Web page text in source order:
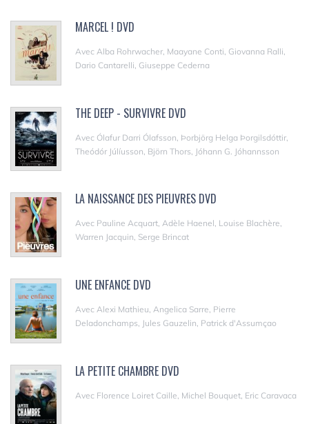
MARCEL ! DVD
Avec Alba Rohrwacher, Maayane Conti, Giovanna Ralli,
Dario Cantarelli, Giuseppe Cederna
THE DEEP - SURVIVRE DVD
Avec Ólafur Darri Ólafsson, Þorbjörg Helga Þorgilsdóttir,
Theódór Júlíusson, Björn Thors, Jóhann G. Jóhannsson
LA NAISSANCE DES PIEUVRES DVD
Avec Pauline Acquart, Adèle Haenel, Louise Blachère,
Warren Jacquin, Serge Brincat
UNE ENFANCE DVD
Avec Alexi Mathieu, Angelica Sarre, Pierre
Deladonchamps, Jules Gauzelin, Patrick d'Assumçao
LA PETITE CHAMBRE DVD
Avec Florence Loiret Caille, Michel Bouquet, Eric Caravaca